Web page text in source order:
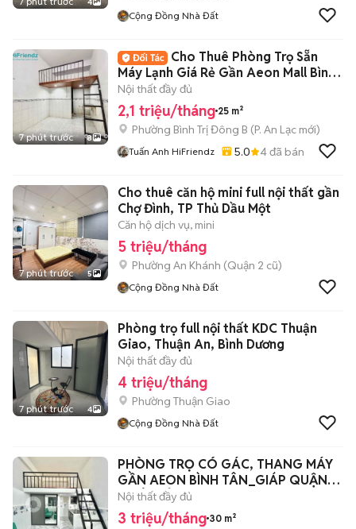
Cộng Đồng Nhà Đất
7 phút trước 8
Cho Thuê Phòng Trọ Sẵn
Máy Lạnh Giá Rẻ Gần Aeon Mall Bình
Tân
Nội thất đầy đủ
2,1 triệu/tháng 25 m²
Phường Bình Trị Đông B (P. An Lạc mới)
Tuấn Anh HiFriendz 5.0 4đã bán
7 phút trước 5
Cho thuê căn hộ mini full nội thất gần
Chợ Đình, TP Thủ Dầu Một
Căn hộ dịch vụ, mini
5 triệu/tháng
Phường An Khánh (Quận 2 cũ)
Cộng Đồng Nhà Đất
7 phút trước 4
Phòng trọ full nội thất KDC Thuận
Giao, Thuận An, Bình Dương
Nội thất đầy đủ
4 triệu/tháng
Phường Thuận Giao
Cộng Đồng Nhà Đất
PHÒNG TRỌ CÓ GÁC, THANG MÁY
GẦN AEON BÌNH TÂN_GIÁP QUẬN
6_TÊN LỬA
Nội thất đầy đủ
3 triệu/tháng 30 m²